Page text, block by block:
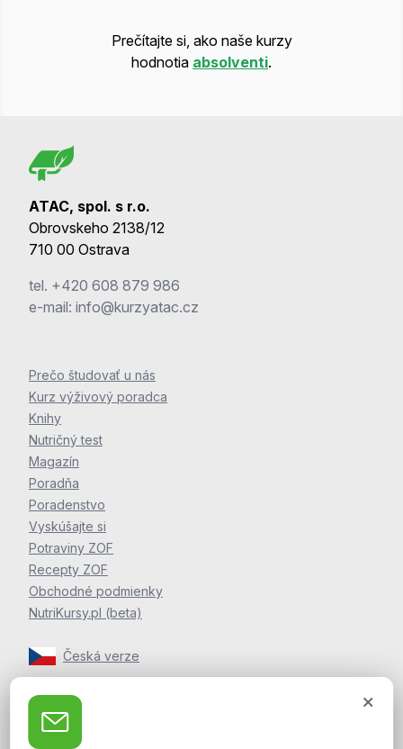
Prečítajte si, ako naše kurzy
hodnotia absolventi.
ATAC, spol. s r.o.
Obrovskeho 2138/12
710 00 Ostrava
tel. +420 608 879 986
e-mail: info@kurzyatac.cz
Prečo študovať u nás
Kurz výživový poradca
Knihy
Nutričný test
Magazín
Poradňa
Poradenstvo
Vyskúšajte si
Potraviny ZOF
Recepty ZOF
Obchodné podmienky
NutriKursy.pl (beta)
Česká verze
Zpravodaj Martina Jelínka